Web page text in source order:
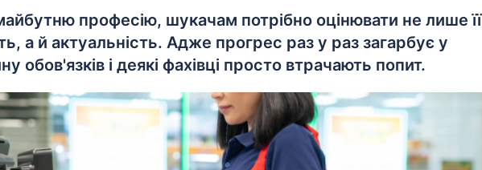
професію, шукачам потрібно оцінювати не лише її
а й актуальність. Адже прогрес раз у раз загарбує у
обов'язків і деякі фахівці просто втрачають попит.